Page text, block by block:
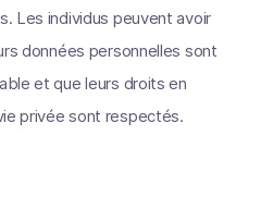
Les individus peuvent avoir
données personnelles sont
et que leurs droits en
privée sont respectés.